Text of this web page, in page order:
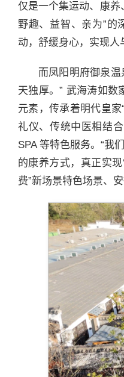
仅是一个集运动、康养
野趣、益智、亲为”的
动，舒缓身心，实现人
而凤阳明府御泉
天独厚。” 武海涛如数
元素，传承着明代皇
礼仪、传统中医相结
SPA 等特色服务。“我
的康养方式，真正实
费”新场景特色场景、